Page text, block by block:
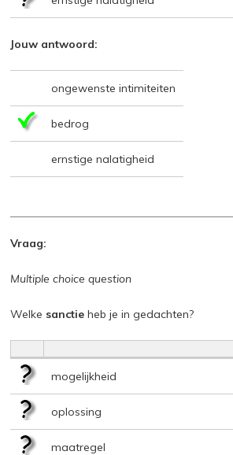
Jouw antwoord:
ongewenste intimiteiten
bedrog
ernstige nalatigheid
Vraag:
Multiple choice question
Welke sanctie heb je in gedachten?
mogelijkheid
oplossing
maatregel